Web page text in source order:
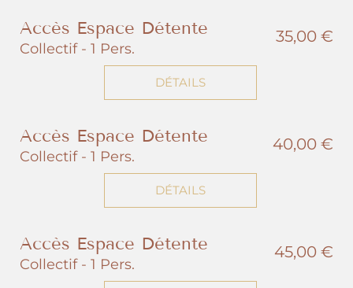
Accès Espace Détente
Collectif - 1 Pers.
35,00 €
DÉTAILS
Accès Espace Détente
Collectif - 1 Pers.
40,00 €
DÉTAILS
Accès Espace Détente
Collectif - 1 Pers.
45,00 €